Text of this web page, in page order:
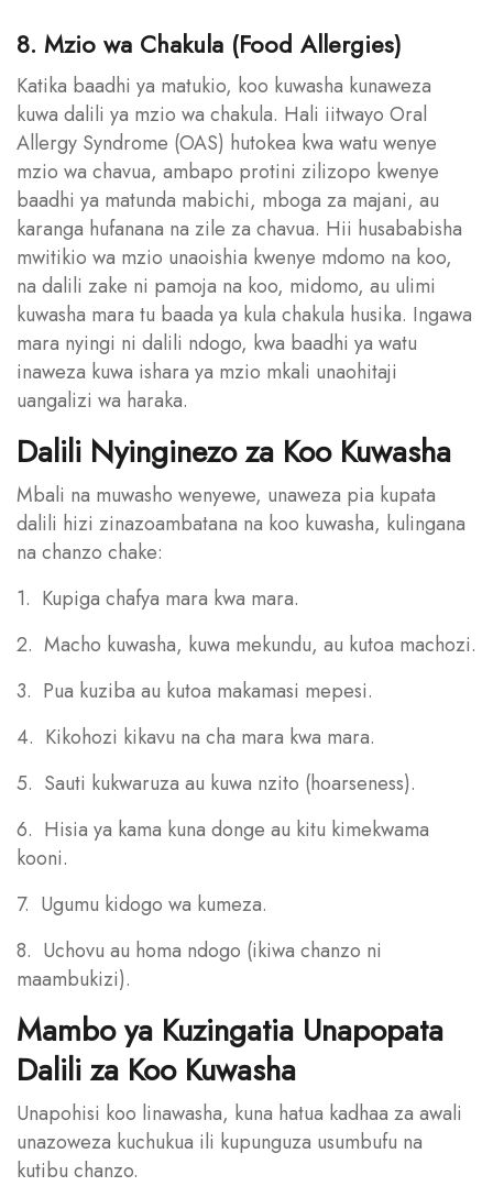
8. Mzio wa Chakula (Food Allergies)
Katika baadhi ya matukio, koo kuwasha kunaweza
kuwa dalili ya mzio wa chakula. Hali iitwayo Oral
Allergy Syndrome (OAS) hutokea kwa watu wenye
mzio wa chavua, ambapo protini zilizopo kwenye
baadhi ya matunda mabichi, mboga za majani, au
karanga hufanana na zile za chavua. Hii husababisha
mwitikio wa mzio unaoishia kwenye mdomo na koo,
na dalili zake ni pamoja na koo, midomo, au ulimi
kuwasha mara tu baada ya kula chakula husika. Ingawa
mara nyingi ni dalili ndogo, kwa baadhi ya watu
inaweza kuwa ishara ya mzio mkali unaohitaji
uangalizi wa haraka.
Dalili Nyinginezo za Koo Kuwasha
Mbali na muwasho wenyewe, unaweza pia kupata
dalili hizi zinazoambatana na koo kuwasha, kulingana
na chanzo chake:
1. Kupiga chafya mara kwa mara.
2. Macho kuwasha, kuwa mekundu, au kutoa machozi.
3. Pua kuziba au kutoa makamasi mepesi.
4. Kikohozi kikavu na cha mara kwa mara.
5. Sauti kukwaruza au kuwa nzito (hoarseness).
6. Hisia ya kama kuna donge au kitu kimekwama
kooni.
7. Ugumu kidogo wa kumeza.
8. Uchovu au homa ndogo (ikiwa chanzo ni
maambukizi).
Mambo ya Kuzingatia Unapopata
Dalili za Koo Kuwasha
Unapohisi koo linawasha, kuna hatua kadhaa za awali
unazoweza kuchukua ili kupunguza usumbufu na
kutibu chanzo.